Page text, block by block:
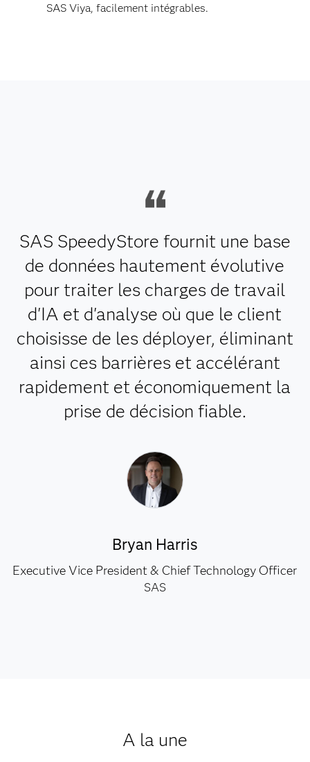
SAS Viya, facilement intégrables.
SAS SpeedyStore fournit une base
de données hautement évolutive
pour traiter les charges de travail
d'IA et d'analyse où que le client
choisisse de les déployer, éliminant
ainsi ces barrières et accélérant
rapidement et économiquement la
prise de décision fiable.
Bryan Harris
Executive Vice President & Chief Technology Officer
SAS
A la une